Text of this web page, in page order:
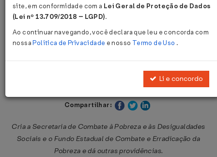
Página Inicial Legislações
Lei Nº 7988 DE 21/12/2001
Publicado no DOE - BA em 23 dez 2001
Compartilhar:
Cria a Secretaria de Combate à Pobreza e às Desigualdades
Sociais e o Fundo Estadual de Combate e Erradicação da
Pobreza e dá outras providências.
site, em conformidade com a Lei Geral de Proteção de Dados
(Lei nº 13.709/2018 – LGPD).
Ao continuar navegando, você declara que leu e concorda com
nossaPolítica de Privacidade e nosso Termo de Uso .
Li e concordo